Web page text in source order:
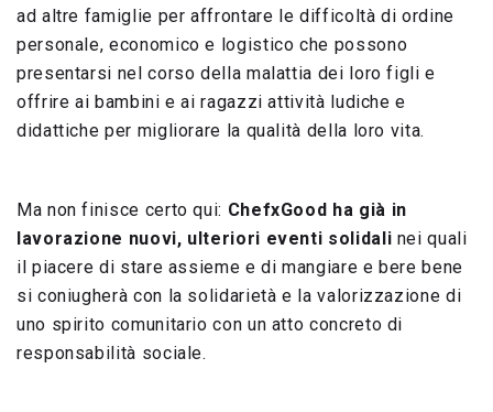
ad altre famiglie per affrontare le difficoltà di ordine
personale, economico e logistico che possono
presentarsi nel corso della malattia dei loro figli e
offrire ai bambini e ai ragazzi attività ludiche e
didattiche per migliorare la qualità della loro vita.
Ma non finisce certo qui: ChefxGood ha già in
lavorazione nuovi, ulteriori eventi solidali nei quali
il piacere di stare assieme e di mangiare e bere bene
si coniugherà con la solidarietà e la valorizzazione di
uno spirito comunitario con un atto concreto di
responsabilità sociale.